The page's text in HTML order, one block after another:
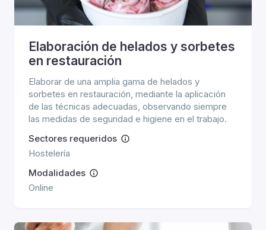
Elaboración de helados y sorbetes
en restauración
Elaborar de una amplia gama de helados y
sorbetes en restauración, mediante la aplicación
de las técnicas adecuadas, observando siempre
las medidas de seguridad e higiene en el trabajo.
Sectores requeridos
Hostelería
Modalidades
Online